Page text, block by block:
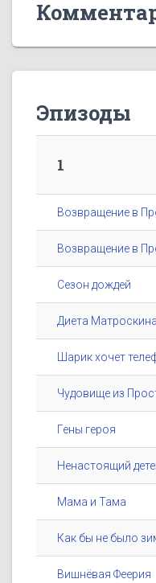
Эпизоды
1
Возвращение в
Возвращение в
Сезон дождей
Диета Матроскина
Шарик хочет
Чудовище из
Гены героя
Ненастоящий
Мама и Тама
Как бы не было
Вишнёвая Феерия